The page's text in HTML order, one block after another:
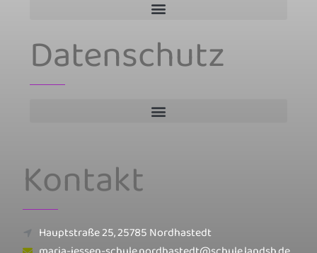
Datenschutz
Kontakt
Hauptstraße 25, 25785 Nordhastedt